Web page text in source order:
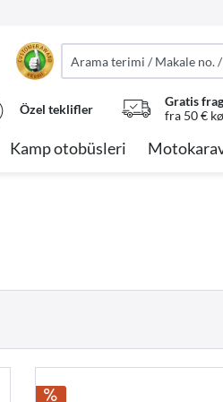
Özel teklifler
Gratis
fra 50 €
Kamp otobüsleri